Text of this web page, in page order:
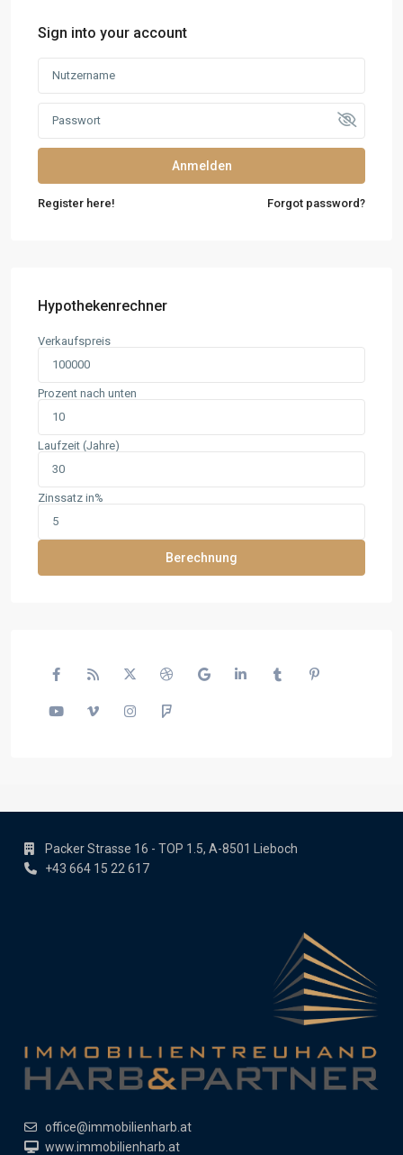
Sign into your account
Anmelden
Register here! Forgot password?
Hypothekenrechner
Verkaufspreis
Prozent nach unten
Laufzeit (Jahre)
Zinssatz in%
Berechnung
Packer Strasse 16 - TOP 1.5, A-8501 Lieboch
+43 664 15 22 617
office@immobilienharb.at
www.immobilienharb.at